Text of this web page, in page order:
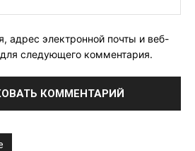
адрес электронной почты и веб-
следующего комментария.